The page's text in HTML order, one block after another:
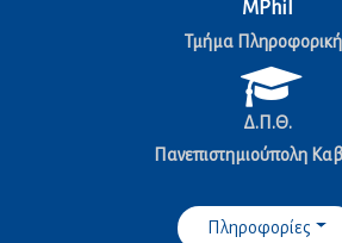
MPhil
Τμήμα Πληροφορικής
Δ.Π.Θ.